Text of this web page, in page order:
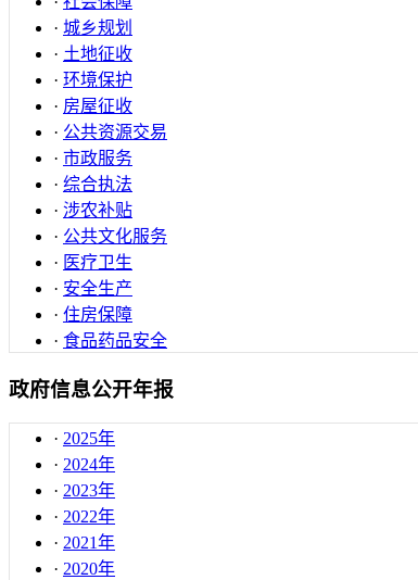
· 城乡规划
· 土地征收
· 环境保护
· 房屋征收
· 公共资源交易
· 市政服务
· 综合执法
· 涉农补贴
· 公共文化服务
· 医疗卫生
· 安全生产
· 住房保障
· 食品药品安全
政府信息公开年报
· 2025年
· 2024年
· 2023年
· 2022年
· 2021年
· 2020年